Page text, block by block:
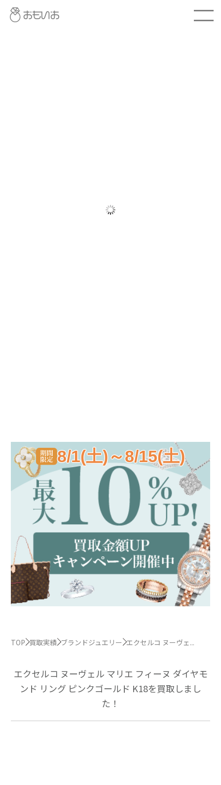
8/1(土)～8/15(土)
TOP 買取実績 ブランドジュエリー エクセルコ ヌーヴェ...
エクセルコ ヌーヴェル マリエ フィーヌ ダイヤモ
ンド リング ピンクゴールド K18を買取しまし
た！